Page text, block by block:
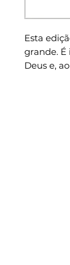
Esta
grande.
Deus e,